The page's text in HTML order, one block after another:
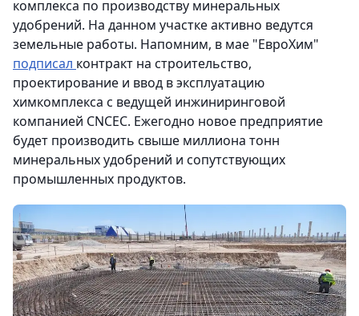
комплекса по производству минеральных
удобрений. На данном участке активно ведутся
земельные работы. Напомним, в мае "ЕвроХим"
подписал контракт на строительство,
проектирование и ввод в эксплуатацию
химкомплекса с ведущей инжиниринговой
компанией CNCEC. Ежегодно новое предприятие
будет производить свыше миллиона тонн
минеральных удобрений и сопутствующих
промышленных продуктов.